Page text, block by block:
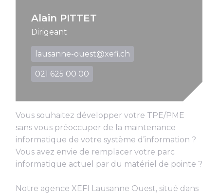
Alain PITTET
Dirigeant
lausanne-ouest@xefi.ch
021 625 00 00
Vous souhaitez développer votre TPE/PME
sans vous préoccuper de la maintenance
informatique de votre système d’information ?
Vous avez envie de remplacer votre parc
informatique actuel par du matériel de pointe ?
Notre agence XEFI Lausanne Ouest, situé dans